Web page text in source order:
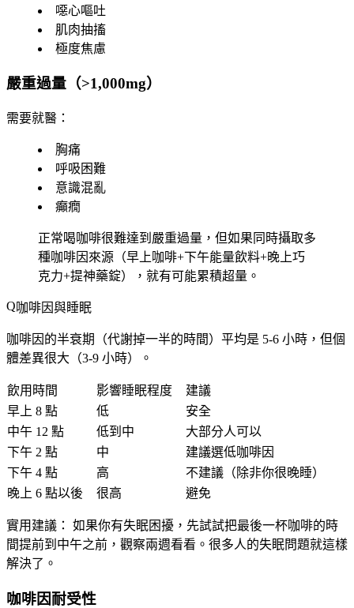
噁心嘔吐
肌肉抽搐
極度焦慮
嚴重過量（>1,000mg）
需要就醫：
胸痛
呼吸困難
意識混亂
癲癇
正常喝咖啡很難達到嚴重過量，但如果同時攝取多
種咖啡因來源（早上咖啡+下午能量飲料+晚上巧
克力+提神藥錠），就有可能累積超量。
咖啡因與睡眠
咖啡因的半衰期（代謝掉一半的時間）平均是 5-6 小時，但個
體差異很大（3-9 小時）。
飲用時間 影響睡眠程度
建議
早上 8 點
低
安全
中午 12 點
低到中
大部分人可以
下午 2 點
中
建議選低咖啡因
下午 4 點
高
不建議（除非你很晚睡）
晚上 6 點以後
很高 避免
實用建議： 如果你有失眠困擾，先試試把最後一杯咖啡的時
間提前到中午之前，觀察兩週看看。很多人的失眠問題就這樣
解決了。
咖啡因耐受性